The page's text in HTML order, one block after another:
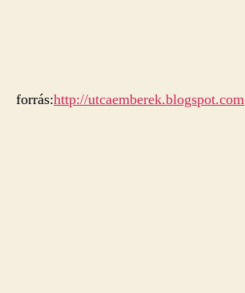
forrás:http://utcaemberek.blogspot.com